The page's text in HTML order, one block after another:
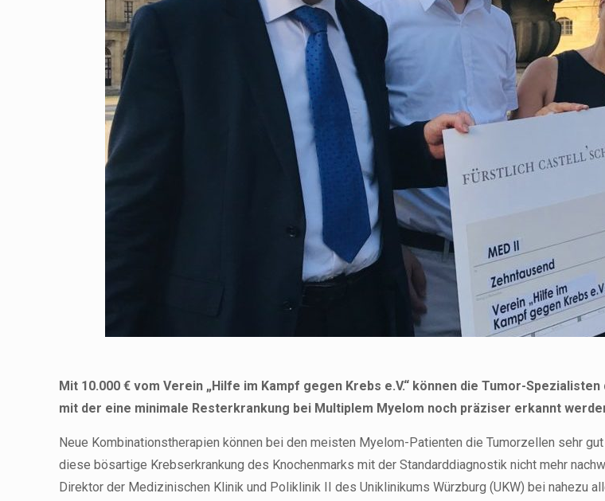
Mit 10.000 € vom Verein „Hilfe im Kampf gegen Krebs e.V.“ können die Tumor-
mit der eine minimale Resterkrankung bei Multiplem Myelom noch präziser erkannt
Neue Kombinationstherapien können bei den meisten Myelom-Patienten die Tumorzellen sehr
diese bösartige Krebserkrankung des Knochenmarks mit der Standarddiagnostik nicht mehr
Direktor der Medizinischen Klinik und Poliklinik II des Uniklinikums Würzburg (UKW) bei nahezu